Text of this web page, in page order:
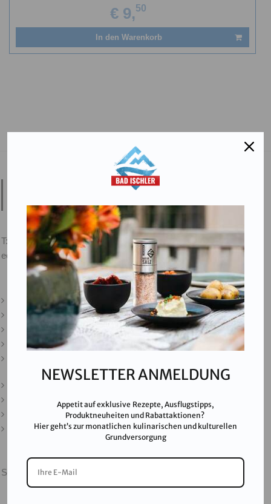
€ 9,50
In den Warenkorb
Salinen Austria Aktiengesellschaft
4802 Ebensee am Traunsee,AUSTRIA
T:
+43 676 87812208
ecommerce@salinen.com
Kontakt
Downloads
Presse
Partner & Friends
SALINEN AUSTRIA AG ist nach GMP, IFS, QS, ISO 9001,
ISO 14001 u.v.m. zertifiziert und garantiert höchste
NEWSLETTER ANMELDUNG
Appetit auf exklusive Rezepte, Ausflugstipps,
Produktneuheiten und Rabattaktionen?
Hier geht’s zur monatlichen kulinarischen und kulturellen
Grundversorgung